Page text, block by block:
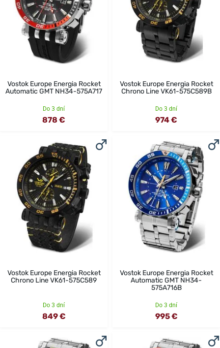
Vostok Europe Energia Rocket
Automatic GMT NH34-575A717
Do 3 dní
878 €
Vostok Europe Energia Rocket
Chrono Line VK61-575C589B
Do 3 dní
974 €
Vostok Europe Energia Rocket
Chrono Line VK61-575C589
Do 3 dní
849 €
Vostok Europe Energia Rocket
Automatic GMT NH34-
575A716B
Do 3 dní
995 €